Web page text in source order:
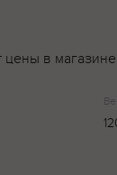
цены в магазине